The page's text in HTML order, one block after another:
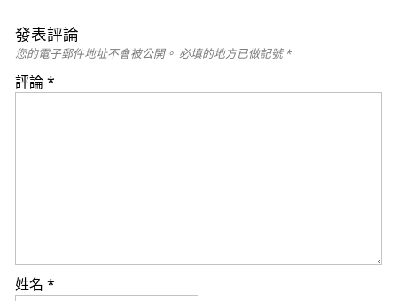
發表評論
您的電子郵件地址不會被公開。 必填的地方已做記號*
評論*
姓名 *